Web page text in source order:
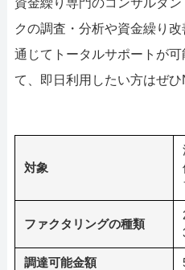
クの調査・分析や資金繰り
通じてトータルサポートが
て、即日利用したい方はぜひ
対象
ファクタリングの種類
調達可能金額